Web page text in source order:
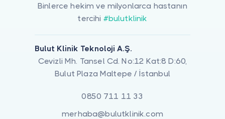
Binlerce hekim ve milyonlarca hastanın
tercihi #bulutklinik
Bulut Klinik Teknoloji A.Ş.
Cevizli Mh. Tansel Cd. No:12 Kat:8 D:60,
Bulut Plaza Maltepe / İstanbul
0850 711 11 33
merhaba@bulutklinik.com